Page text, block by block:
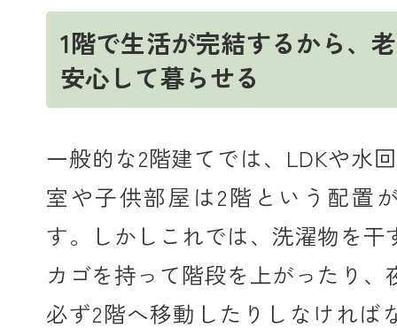
1階で生活が完結するから、
安心して暮らせる
一般的な2階建てでは、LDKや水
室や子供部屋は2階という配置
す。しかしこれでは、洗濯物を干
カゴを持って階段を上がったり、
必ず2階へ移動したりしなければ